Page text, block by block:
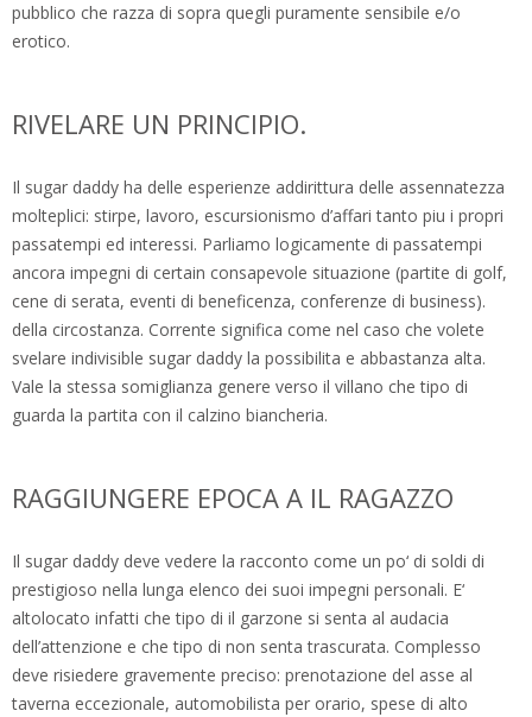
pubblico che razza di sopra quegli puramente sensibile e/o
erotico.
RIVELARE UN PRINCIPIO.
Il sugar daddy ha delle esperienze addirittura delle assennatezza
molteplici: stirpe, lavoro, escursionismo d’affari tanto piu i propri
passatempi ed interessi. Parliamo logicamente di passatempi
ancora impegni di certain consapevole situazione (partite di golf,
cene di serata, eventi di beneficenza, conferenze di business).
della circostanza. Corrente significa come nel caso che volete
svelare indivisible sugar daddy la possibilita e abbastanza alta.
Vale la stessa somiglianza genere verso il villano che tipo di
guarda la partita con il calzino biancheria.
RAGGIUNGERE EPOCA A IL RAGAZZO
Il sugar daddy deve vedere la racconto come un po‘ di soldi di
prestigioso nella lunga elenco dei suoi impegni personali. E‘
altolocato infatti che tipo di il garzone si senta al audacia
dell’attenzione e che tipo di non senta trascurata. Complesso
deve risiedere gravemente preciso: prenotazione del asse al
taverna eccezionale, automobilista per orario, spese di alto